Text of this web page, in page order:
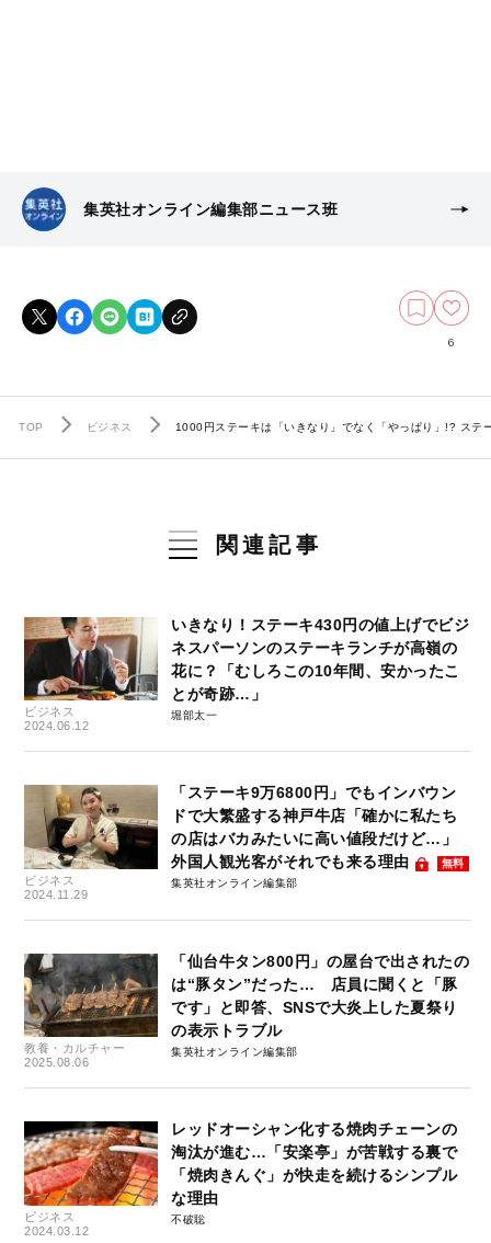
集英社オンライン編集部ニュース班
6
TOP ビジネス 1000円ステーキは「いきなり」でなく「やっぱり」!? ステ
関連記事
ビジネス
2024.06.12
いきなり！ステーキ430円の値上げでビジ
ネスパーソンのステーキランチが高嶺の
花に？「むしろこの10年間、安かったこ
とが奇跡…」
堀部太一
ビジネス
2024.11.29
「ステーキ9万6800円」でもインバウン
ドで大繁盛する神戸牛店「確かに私たち
の店はバカみたいに高い値段だけど…」
外国人観光客がそれでも来る理由
無料
集英社オンライン編集部
教養・カルチャー
2025.08.06
「仙台牛タン800円」の屋台で出されたの
は“豚タン”だった… 店員に聞くと「豚
です」と即答、SNSで大炎上した夏祭り
の表示トラブル
集英社オンライン編集部
ビジネス
2024.03.12
レッドオーシャン化する焼肉チェーンの
淘汰が進む…「安楽亭」が苦戦する裏で
「焼肉きんぐ」が快走を続けるシンプル
な理由
不破聡